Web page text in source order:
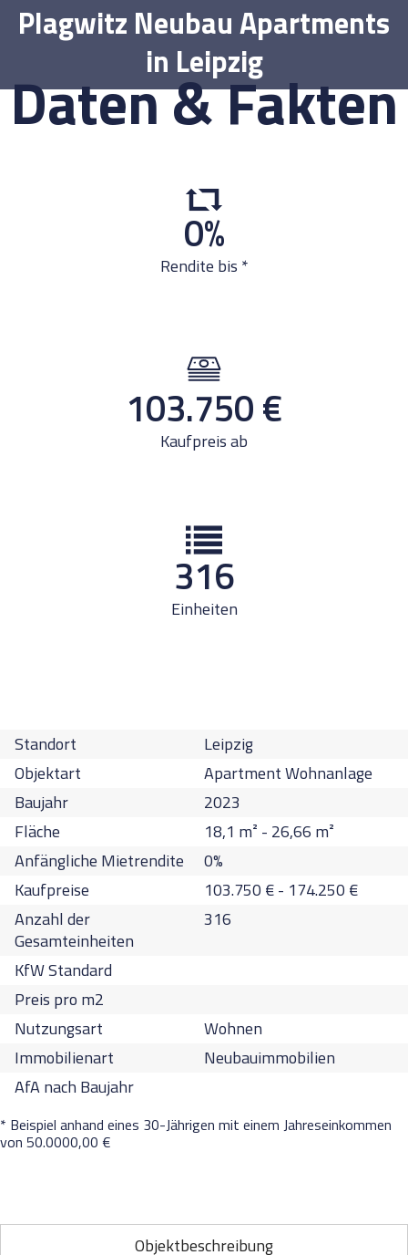
Plagwitz Neubau Apartments
in Leipzig
Daten & Fakten
0%
Rendite bis *
103.750€
Kaufpreis ab
316
Einheiten
Standort
Leipzig
Objektart
Apartment Wohnanlage
Baujahr
2023
Fläche
18,1 m² - 26,66 m²
Anfängliche Mietrendite
0%
Kaufpreise
103.750 €- 174.250 €
Anzahl der
Gesamteinheiten
316
KfW Standard
Preis pro m2
Nutzungsart
Wohnen
Immobilienart
Neubauimmobilien
AfA nach Baujahr
* Beispiel anhand eines 30-Jährigen mit einem Jahreseinkommen
von 50.0000,00 €
Objektbeschreibung